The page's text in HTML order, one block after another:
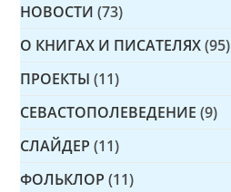
НОВОСТИ (73)
О КНИГАХ И ПИСАТЕЛЯХ (95)
ПРОЕКТЫ (11)
СЕВАСТОПОЛЕВЕДЕНИЕ (9)
СЛАЙДЕР (11)
ФОЛЬКЛОР (11)